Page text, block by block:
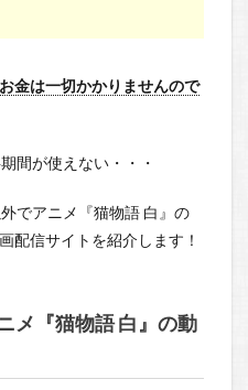
金は一切かかりませんので
間が使えない・・・
でアニメ『猫物語 白』の
配信サイトを紹介します！
メ『猫物語 白』の動